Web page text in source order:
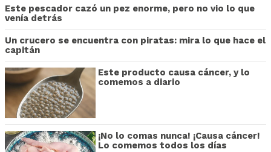
Este pescador cazó un pez enorme, pero no vio lo que
venía detrás
Un crucero se encuentra con piratas: mira lo que hace el
capitán
Este producto causa cáncer, y lo
comemos a diario
¡No lo comas nunca! ¡Causa cáncer!
Lo comemos todos los días